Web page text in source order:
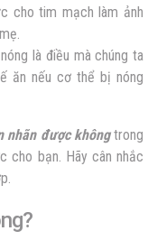
cho tim mạch làm ảnh
là điều mà chúng ta
ăn nếu cơ thể bị nóng
nhãn được khôngtrong
cho bạn. Hãy cân nhắc